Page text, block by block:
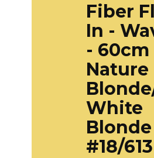
Fiber
In -
- 60cm
Nature
White
Blonde
#18/613